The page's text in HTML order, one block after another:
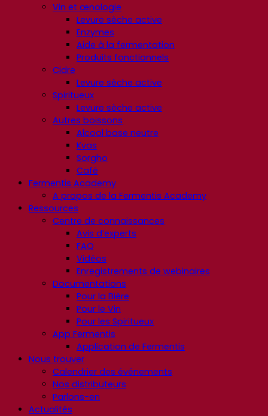
Vin et œnologie
Levure sèche active
Enzymes
Aide à la fermentation
Produits fonctionnels
Cidre
Levure sèche active
Spiritueux
Levure sèche active
Autres boissons
Alcool base neutre
Kvas
Sorgho
Café
Fermentis Academy
A propos de la Fermentis Academy
Ressources
Centre de connaissances
Avis d’experts
FAQ
Vidéos
Enregistrements de webinaires
Documentations
Pour la Bière
Pour le Vin
Pour les Spiritueux
App Fermentis
Application de Fermentis
Nous trouver
Calendrier des événements
Nos distributeurs
Parlons-en
Actualités